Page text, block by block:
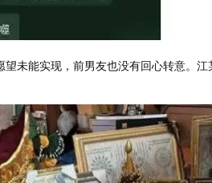
未能实现，前男友也没有回心转意。